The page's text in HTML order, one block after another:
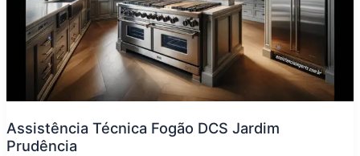
Assistência Técnica Fogão DCS Jardim
Prudência